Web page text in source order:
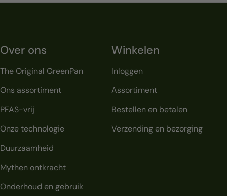
Over ons
The Original GreenPan
Ons assortiment
PFAS-vrij
Onze technologie
Duurzaamheid
Mythen ontkracht
Onderhoud en gebruik
Winkelen
Inloggen
Assortiment
Bestellen en betalen
Verzending en bezorging